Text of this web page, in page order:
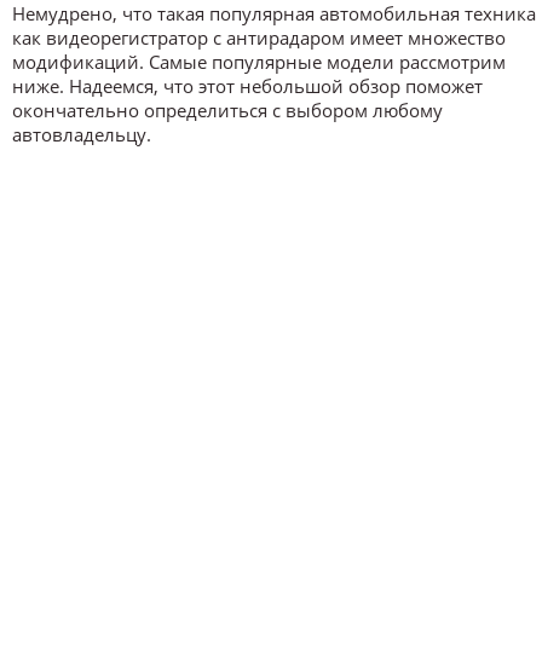
Немудрено, что такая популярная автомобильная техника
как видеорегистратор с антирадаром имеет множество
модификаций. Самые популярные модели рассмотрим
ниже. Надеемся, что этот небольшой обзор поможет
окончательно определиться с выбором любому
автовладельцу.